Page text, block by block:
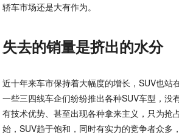
轿车市场还是大有作为。
失去的销量是挤出的水分
近十年来车市保持着大幅度的增长，SUV也站
一些三四线车企们纷纷推出各种SUV车型，没
有技术优势、甚至出现各种拿来主义，只为抢
始，SUV趋于饱和，同时有实力的竞争者众多